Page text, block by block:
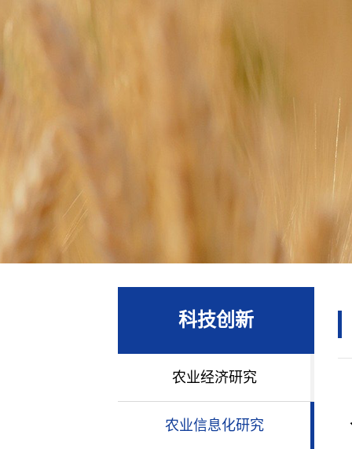
科技创新
农业经济研究
农业信息化研究